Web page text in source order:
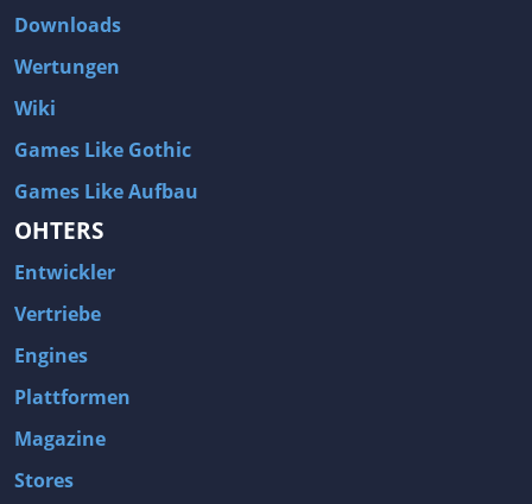
Downloads
Wertungen
Wiki
Games Like Gothic
Games Like Aufbau
OHTERS
Entwickler
Vertriebe
Engines
Plattformen
Magazine
Stores